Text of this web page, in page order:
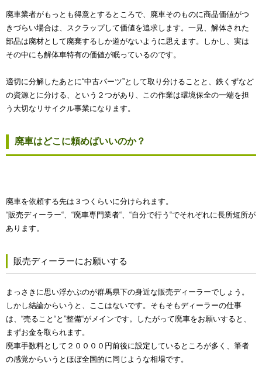
廃車業者がもっとも得意とするところで、廃車そのものに商品価値がつ
きづらい場合は、スクラップして価値を追求します。一見、解体された
部品は廃材として廃棄するしか道がないように思えます。しかし、実は
その中にも解体車特有の価値が眠っているのです。
適切に分解したあとに“中古パーツ”として取り分けることと、鉄くずなど
の資源とに分ける、という２つがあり、この作業は環境保全の一端を担
う大切なリサイクル事業になります。
廃車はどこに頼めばいいのか？
廃車を依頼する先は３つくらいに分けられます。
“販売ディーラー“、“廃車専門業者“、“自分で行う“でそれぞれに長所短所が
あります。
販売ディーラーにお願いする
まっさきに思い浮かぶのが群馬県下の身近な販売ディーラーでしょう。
しかし結論からいうと、ここはないです。そもそもディーラーの仕事
は、“売ること“と”整備“がメインです。したがって廃車をお願いすると、
まずお金を取られます。
廃車手数料として２００００円前後に設定しているところが多く、筆者
の感覚からいうとほぼ全国的に同じような相場です。